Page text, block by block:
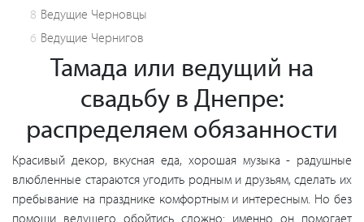
8 Ведущие Черновцы
6 Ведущие Чернигов
Тамада или ведущий на
свадьбу в Днепре:
распределяем обязанности
Красивый декор, вкусная еда, хорошая музыка - радушные
влюбленные стараются угодить родным и друзьям, сделать их
пребывание на празднике комфортным и интересным. Но без
помощи ведущего обойтись сложно: именно он помогает